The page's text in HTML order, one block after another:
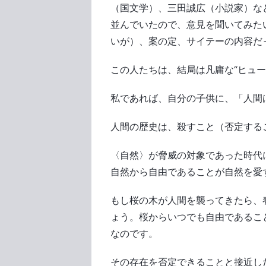
（国文学）、三田誠広（小説家）
並んでいたので、意見を聞いてみ
いが）、案の定、サイテーの内容だ
この人たちは、結局は凡庸な“ヒュ
私であれば、自分の子供に、「人
人間の歴史は、殺すこと（否定す
〈自然〉が脅威の対象であった時
自然から自由であることが自然を
もし桜の木が人間を襲ってきたら
ょう。桜からいつでも自由である
なのです。
その存在を否定できることと接近